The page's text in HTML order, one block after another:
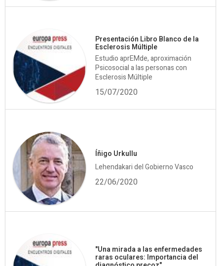
Presentación Libro Blanco de la
Esclerosis Múltiple
Estudio aprEMde, aproximación
Psicosocial a las personas con
Esclerosis Múltiple
15/07/2020
Íñigo Urkullu
Lehendakari del Gobierno Vasco
22/06/2020
"Una mirada a las enfermedades
raras oculares: Importancia del